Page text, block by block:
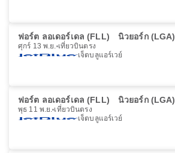
ฟอร์ต ลอเดอร์เดล (FLL) นิวยอร์ก (LGA)
ศุกร์ 13 พ.ย. เที่ยวบินตรง
เจ็ตบลูแอร์เวย์
ฟอร์ต ลอเดอร์เดล (FLL) นิวยอร์ก (LGA)
พุธ 11 พ.ย. เที่ยวบินตรง
เจ็ตบลูแอร์เวย์